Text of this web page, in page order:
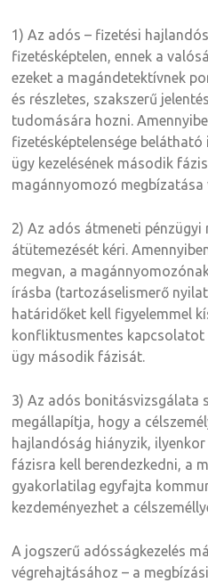
1) Az adós – fizetési
fizetésképtelen, ennek a
ezeket a magándetektívnek
és részletes, szakszerű
tudomására hozni.
fizetésképtelensége
ügy kezelésének második
magánnyomozó megbízatása
2) Az adós átmeneti
átütemezését kéri.
megvan, a
írásba (tartozáselismerő
határidőket kell figyelemmel
konfliktusmentes kapcsolatot
ügy második fázisát.
3) Az adós bonitásvizsgálata
megállapítja, hogy a
hajlandóság hiányzik,
fázisra kell berendezkedni, a
gyakorlatilag egyfajta
kezdeményezhet a
A jogszerű adósságkezelés
végrehajtásához – a